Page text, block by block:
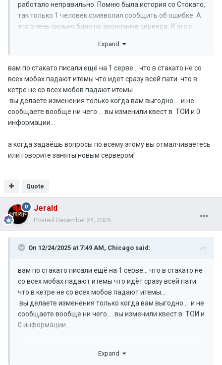
работало неправильно. Помню была история со Стокато,
так только 1 человек соизволил сообщить об ошибке. А
это очень сильно било по экономике сервера. И это я
Expand
вам по стакато писали ещё на 1 серве... что в стакато не со
всех мобах падают итемы что идёт сразу всей пати. что в
кетре не со всех мобов падают итемы...
вы делаете изменения только когда вам выгодно... и не
сообщаете вообще ни чего.... вы изменили квест в ТОИ и 0
информации...
а когда задаёшь вопросы по всему этому вы отмалчиваетесь
или говорите заняты новым сервером!
Quote
Jerald
Posted December 24, 2025
On 12/24/2025 at 7:49 AM, Chicago said:
вам по стакато писали ещё на 1 серве... что в стакато не
со всех мобах падают итемы что идёт сразу всей пати.
что в кетре не со всех мобов падают итемы...
вы делаете изменения только когда вам выгодно... и не
сообщаете вообще ни чего.... вы изменили квест в ТОИ и
0 информации...
отмалчиваетесь или говорите заняты новым сервером!
Expand